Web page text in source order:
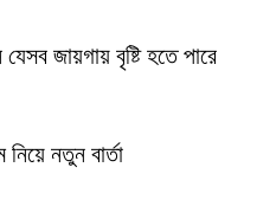
যেসব জায়গায় বৃষ্টি হতে পারে
নিয়ে নতুন বার্তা